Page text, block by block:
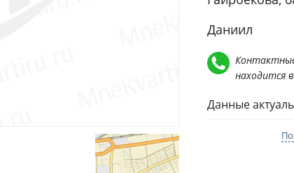
Даниил
находится
Данные